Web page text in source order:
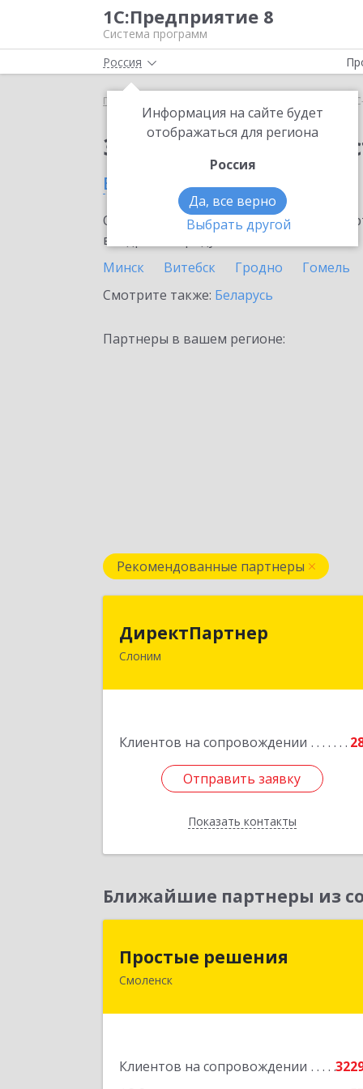
1С:Предприятие 8
Система программ
Россия
Информация на сайте будет
отображаться для региона
Россия
Да, все верно
Выбрать другой
Главная
Заказать 1С-
в Слониме
Ознакомьтесь с информационными
внедрение продукта.
Минск
Витебск Гродно Гомель
Смотрите также: Беларусь
Партнеры в вашем регионе:
Рекомендованные партнеры
ДиректПартнер
Слоним
Клиентов на сопровождении
Отправить заявку
Показать контакты
231800, РБ, Гродненская область, г.
Отправить заявку
Назад
Ближайшие партнеры из
Простые решения
Смоленск
Клиентов на сопровождении
214015, Смоленская обл, Смоленск г,